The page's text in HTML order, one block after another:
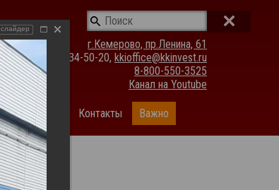
г.Кемерово, пр.Ленина, 61
(3842) 34-50-20, kkioffice@kkinvest.ru
8-800-550-3525
Канал на Youtube
Фотогалерея Контакты Важно
слайдер